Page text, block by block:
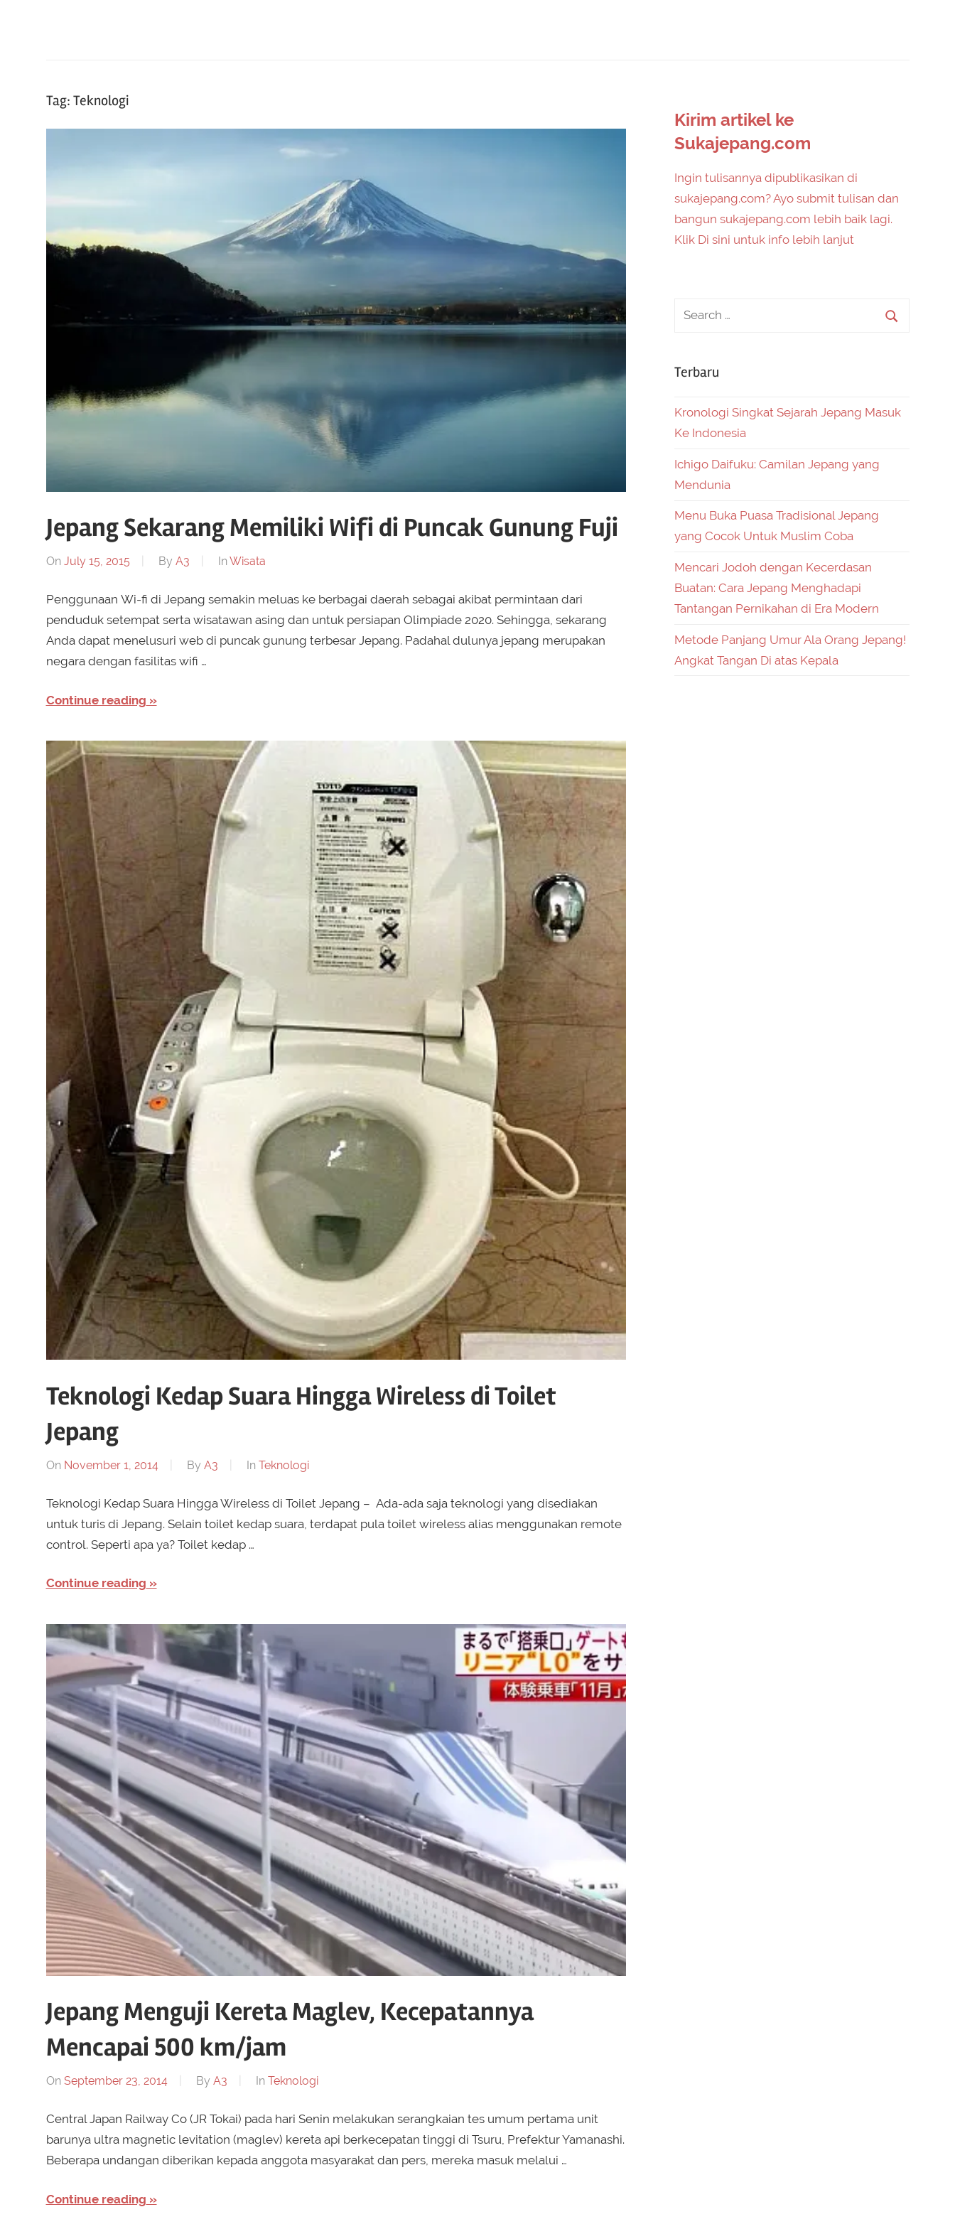
seputar
Jepang
Tag: Teknologi
Jepang Sekarang Memiliki Wifi di Puncak Gunung Fuji
On July 15, 2015 By A3 In Wisata
Penggunaan Wi-fi di Jepang semakin meluas ke berbagai daerah sebagai akibat permintaan dari
penduduk setempat serta wisatawan asing dan untuk persiapan Olimpiade 2020. Sehingga, sekarang
Anda dapat menelusuri web di puncak gunung terbesar Jepang. Padahal dulunya jepang merupakan
negara dengan fasilitas wifi …
Continue reading
Teknologi Kedap Suara Hingga Wireless di Toilet
Jepang
On November 1, 2014 By A3 In Teknologi
Teknologi Kedap Suara Hingga Wireless di Toilet Jepang – Ada-ada saja teknologi yang disediakan
untuk turis di Jepang. Selain toilet kedap suara, terdapat pula toilet wireless alias menggunakan remote
control. Seperti apa ya? Toilet kedap …
Continue reading
Jepang Menguji Kereta Maglev, Kecepatannya
Mencapai 500 km/jam
On September 23, 2014 By A3 In Teknologi
Central Japan Railway Co (JR Tokai) pada hari Senin melakukan serangkaian tes umum pertama unit
barunya ultra magnetic levitation (maglev) kereta api berkecepatan tinggi di Tsuru, Prefektur Yamanashi.
Beberapa undangan diberikan kepada anggota masyarakat dan pers, mereka masuk melalui …
Continue reading
Kirim artikel ke
Sukajepang.com
Ingin tulisannya dipublikasikan di
sukajepang.com? Ayo submit tulisan dan
bangun sukajepang.com lebih baik lagi.
Klik Di sini untuk info lebih lanjut
Terbaru
Kronologi Singkat Sejarah Jepang Masuk
Ke Indonesia
Ichigo Daifuku: Camilan Jepang yang
Mendunia
Menu Buka Puasa Tradisional Jepang
yang Cocok Untuk Muslim Coba
Mencari Jodoh dengan Kecerdasan
Buatan: Cara Jepang Menghadapi
Tantangan Pernikahan di Era Modern
Metode Panjang Umur Ala Orang Jepang!
Angkat Tangan Di atas Kepala